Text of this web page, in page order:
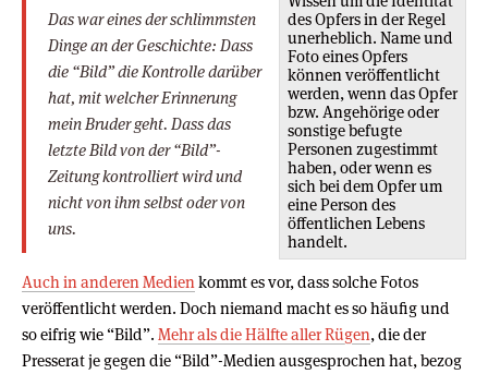
des Opfers in der Regel
unerheblich. Name und
Foto eines Opfers
können veröffentlicht
werden, wenn das Opfer
bzw. Angehörige oder
sonstige befugte
Personen zugestimmt
haben, oder wenn es
sich bei dem Opfer um
eine Person des
öffentlichen Lebens
handelt.
Das war eines der schlimmsten
Dinge an der Geschichte: Dass
die “Bild” die Kontrolle darüber
hat, mit welcher Erinnerung
mein Bruder geht. Dass das
letzte Bild von der “Bild”-
Zeitung kontrolliert wird und
nicht von ihm selbst oder von
uns.
Auch in anderen Medien kommt es vor, dass solche Fotos
veröffentlicht werden. Doch niemand macht es so häufig und
so eifrig wie “Bild”. Mehr als die Hälfte aller Rügen, die der
Presserat je gegen die “Bild”-Medien ausgesprochen hat, bezog